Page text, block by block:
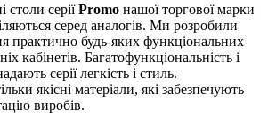
столи серіїPromo нашої торгової марки
серед аналогів. Ми розробили
практично будь-яких функціональних
кабінетів. Багатофункціональність і
серії легкість і стиль.
якісні матеріали, які забезпечують
виробів.